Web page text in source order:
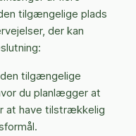
tilgængelige plads
der kan
tilgængelige
du planlægger at
at have tilstrækkelig